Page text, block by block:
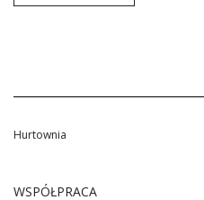
Hurtownia
WSPÓŁPRACA